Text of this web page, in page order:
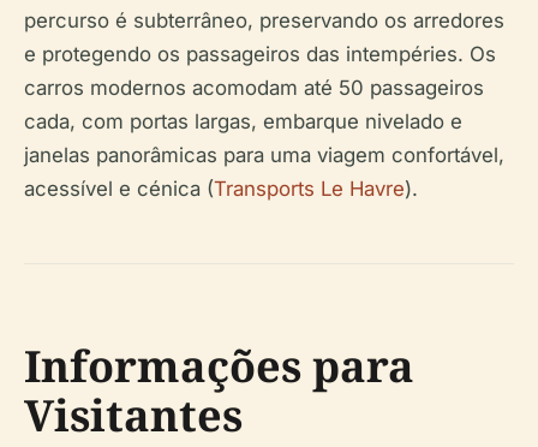
percurso é subterrâneo, preservando os arredores
e protegendo os passageiros das intempéries. Os
carros modernos acomodam até 50 passageiros
cada, com portas largas, embarque nivelado e
janelas panorâmicas para uma viagem confortável,
acessível e cénica (Transports Le Havre).
Informações para
Visitantes